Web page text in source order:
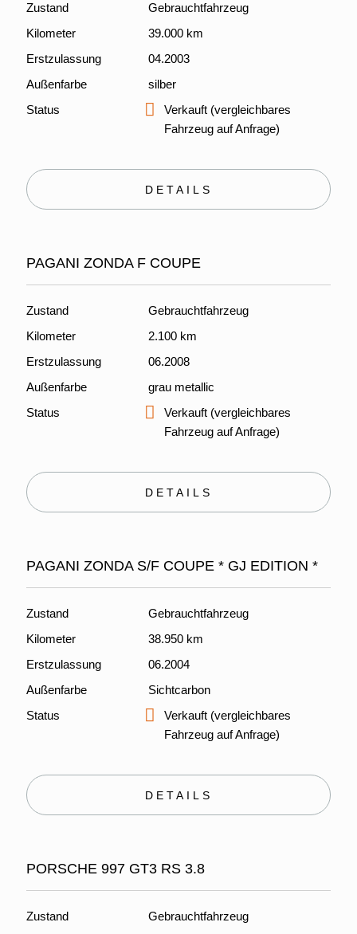
Zustand
Gebrauchtfahrzeug
Kilometer
39.000 km
Erstzulassung
04.2003
Außenfarbe
silber
Status
Verkauft (vergleichbares
Fahrzeug auf Anfrage)
DETAILS
PAGANI ZONDA F COUPE
Zustand
Gebrauchtfahrzeug
Kilometer
2.100 km
Erstzulassung
06.2008
Außenfarbe
grau metallic
Status
Verkauft (vergleichbares
Fahrzeug auf Anfrage)
DETAILS
PAGANI ZONDA S/F COUPE * GJ EDITION *
Zustand
Gebrauchtfahrzeug
Kilometer
38.950 km
Erstzulassung
06.2004
Außenfarbe
Sichtcarbon
Status
Verkauft (vergleichbares
Fahrzeug auf Anfrage)
DETAILS
PORSCHE 997 GT3 RS 3.8
Zustand Gebrauchtfahrzeug